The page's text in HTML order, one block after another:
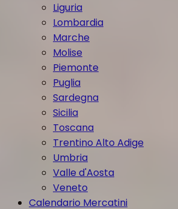
Liguria
Lombardia
Marche
Molise
Piemonte
Puglia
Sardegna
Sicilia
Toscana
Trentino Alto Adige
Umbria
Valle d'Aosta
Veneto
Calendario Mercatini